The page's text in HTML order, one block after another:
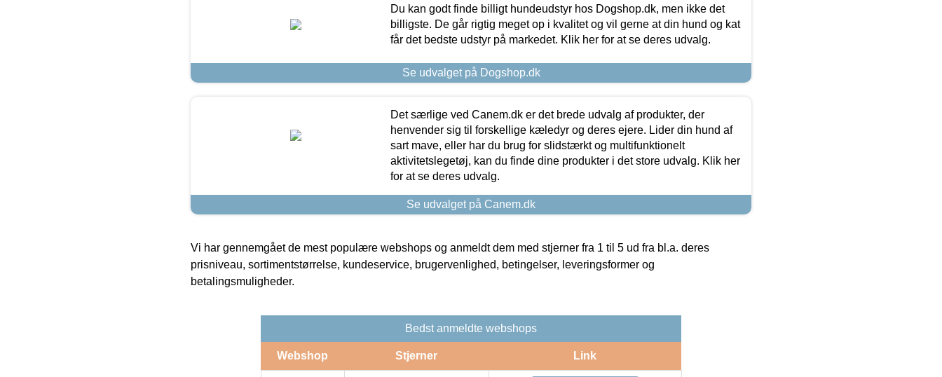
Du kan godt finde billigt hundeudstyr hos Dogshop.dk, men ikke det
billigste. De går rigtig meget op i kvalitet og vil gerne at din hund og kat
får det bedste udstyr på markedet. Klik her for at se deres udvalg.
Se udvalget på Dogshop.dk
Det særlige ved Canem.dk er det brede udvalg af produkter, der
henvender sig til forskellige kæledyr og deres ejere. Lider din hund af
sart mave, eller har du brug for slidstærkt og multifunktionelt
aktivitetslegetøj, kan du finde dine produkter i det store udvalg. Klik her
for at se deres udvalg.
Se udvalget på Canem.dk
Vi har gennemgået de mest populære webshops og anmeldt dem med stjerner fra 1 til 5 ud fra bl.a. deres
prisniveau, sortimentstørrelse, kundeservice, brugervenlighed, betingelser, leveringsformer og
betalingsmuligheder.
Bedst anmeldte webshops
Webshop Stjerner Link